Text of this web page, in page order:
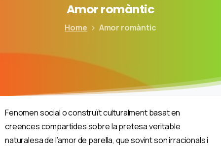
Amorromàntic
Home Amor romàntic
Fenomen social o construït culturalment basat en
creences compartides sobre la pretesa veritable
naturalesa de l’amor de parella, que sovint son irracionals i